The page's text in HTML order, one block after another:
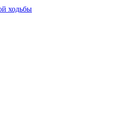
ходьбы